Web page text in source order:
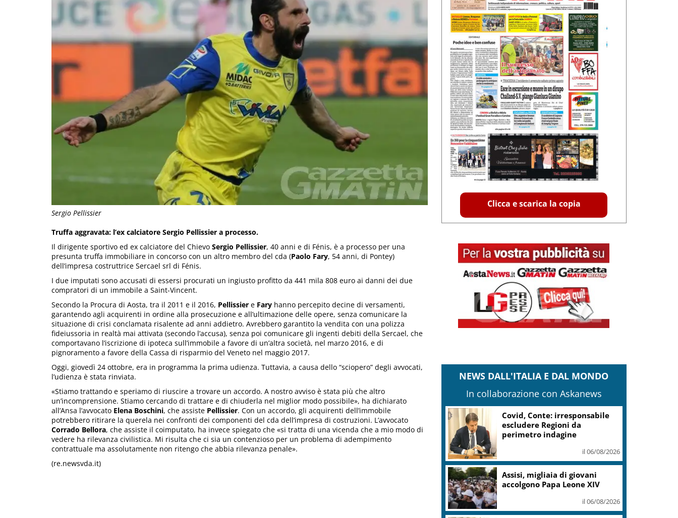
Sergio Pellissier
Truffa aggravata: l’ex calciatore Sergio Pellissier a processo.
Il dirigente sportivo ed ex calciatore del Chievo Sergio Pellissier, 40 anni e di Fénis, è a processo per una
presunta truffa immobiliare in concorso con un altro membro del cda (Paolo Fary, 54 anni, di Pontey)
dell’impresa costruttrice Sercael srl di Fénis.
I due imputati sono accusati di essersi procurati un ingiusto profitto da 441 mila 808 euro ai danni dei due
compratori di un immobile a Saint-Vincent.
Secondo la Procura di Aosta, tra il 2011 e il 2016, Pellissier e Fary hanno percepito decine di versamenti,
garantendo agli acquirenti in ordine alla prosecuzione e all’ultimazione delle opere, senza comunicare la
situazione di crisi conclamata risalente ad anni addietro. Avrebbero garantito la vendita con una polizza
fideiussoria in realtà mai attivata (secondo l’accusa), senza poi comunicare gli ingenti debiti della Sercael, che
comportavano l’iscrizione di ipoteca sull’immobile a favore di un’altra società, nel marzo 2016, e di
pignoramento a favore della Cassa di risparmio del Veneto nel maggio 2017.
Oggi, giovedì 24 ottobre, era in programma la prima udienza. Tuttavia, a causa dello “sciopero” degli avvocati,
l’udienza è stata rinviata.
«Stiamo trattando e speriamo di riuscire a trovare un accordo. A nostro avviso è stata più che altro
un’incomprensione. Stiamo cercando di trattare e di chiuderla nel miglior modo possibile», ha dichiarato
all’Ansa l’avvocato Elena Boschini, che assiste Pellissier. Con un accordo, gli acquirenti dell’immobile
potrebbero ritirare la querela nei confronti dei componenti del cda dell’impresa di costruzioni. L’avvocato
Corrado Bellora, che assiste il coimputato, ha invece spiegato che «si tratta di una vicenda che a mio modo di
vedere ha rilevanza civilistica. Mi risulta che ci sia un contenzioso per un problema di adempimento
contrattuale ma assolutamente non ritengo che abbia rilevanza penale».
(re.newsvda.it)
Clicca e scarica la copia
NEWS DALL'ITALIA E DAL MONDO
In collaborazione con Askanews
Covid, Conte: irresponsabile
escludere Regioni da
perimetro indagine
il 06/08/2026
Assisi, migliaia di giovani
accolgono Papa Leone XIV
il 06/08/2026